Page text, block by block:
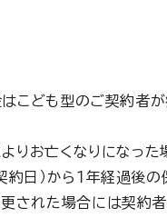
こども型のご契約者が
りお亡くなりになった
約日）から１年経過後
された場合には契約